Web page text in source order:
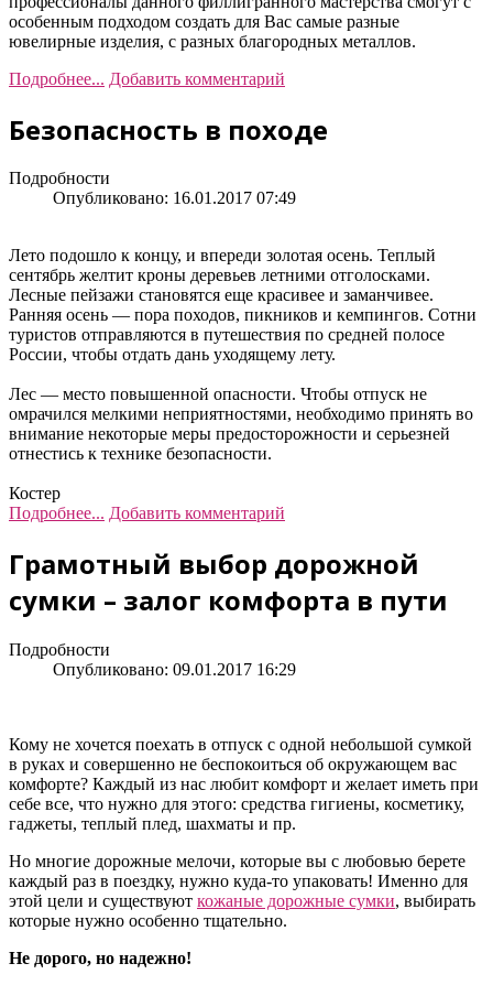
особенным подходом создать для Вас самые разные
ювелирные изделия, с разных благородных металлов.
Подробнее... Добавить комментарий
Безопасность в походе
Подробности
Опубликовано: 16.01.2017 07:49
Лето подошло к концу, и впереди золотая осень. Теплый
сентябрь желтит кроны деревьев летними отголосками.
Лесные пейзажи становятся еще красивее и заманчивее.
Ранняя осень — пора походов, пикников и кемпингов. Сотни
туристов отправляются в путешествия по средней полосе
России, чтобы отдать дань уходящему лету.
Лес — место повышенной опасности. Чтобы отпуск не
омрачился мелкими неприятностями, необходимо принять во
внимание некоторые меры предосторожности и серьезней
отнестись к технике безопасности.
Костер
Подробнее... Добавить комментарий
Грамотный выбор дорожной
сумки – залог комфорта в пути
Подробности
Опубликовано: 09.01.2017 16:29
Кому не хочется поехать в отпуск с одной небольшой сумкой
в руках и совершенно не беспокоиться об окружающем вас
комфорте? Каждый из нас любит комфорт и желает иметь при
себе все, что нужно для этого: средства гигиены, косметику,
гаджеты, теплый плед, шахматы и пр.
Но многие дорожные мелочи, которые вы с любовью берете
каждый раз в поездку, нужно куда-то упаковать! Именно для
этой цели и существуют кожаные дорожные сумки, выбирать
которые нужно особенно тщательно.
Не дорого, но надежно!